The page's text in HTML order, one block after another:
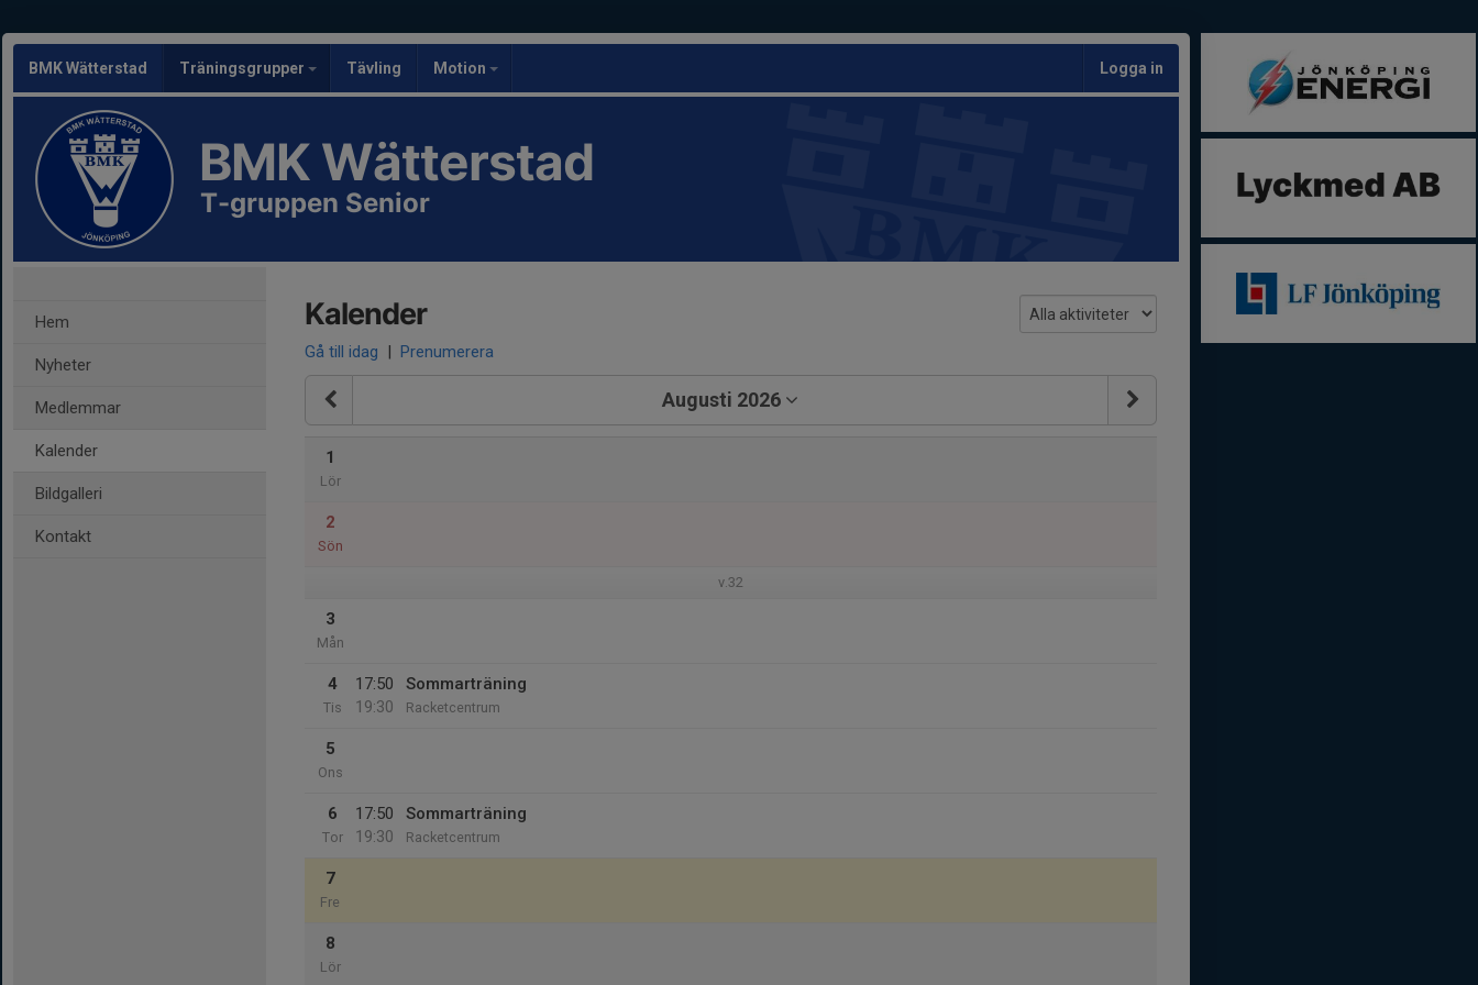
BMK Wätterstad Träningsgrupper Tävling Motion Logga in
BMK Wätterstad
T-gruppen Senior
Hem
Nyheter
Medlemmar
Kalender
Bildgalleri
Kontakt
Kalender
Gå till idag | Prenumerera
Augusti 2026
1
Lör
2
Sön
v.32
3
Mån
4
Tis
17:50
19:30
Sommarträning
Racketcentrum
5
Ons
6
Tor
17:50
19:30
Sommarträning
Racketcentrum
7
Fre
8
Lör